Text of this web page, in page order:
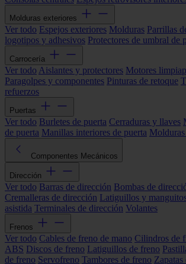
Molduras exteriores
Ver todo Espejos exteriores Molduras Parrillas
logotipos y adhesivos Protectores de umbral de
Carrocería
Ver todo Aislantes y protectores Motores
Paragolpes y componentes Pinturas de retoque
refuerzos
Puertas
Ver todo Burletes de puerta Cerraduras y llaves
de puerta Manillas interiores de puerta
Componentes Mecánicos
Dirección
Ver todo Barras de dirección Bombas de
Cremalleras de dirección Latiguillos y
asistida Terminales de dirección Volantes
Frenos
Ver todo Cables de freno de mano Cilindros de
ABS Discos de freno Latiguillos de freno
de freno Servofreno Tambores de freno Zapatas